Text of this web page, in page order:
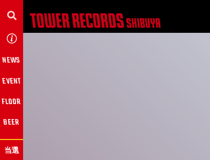
NEWS
EVENT
当選
FLOOR
BEER